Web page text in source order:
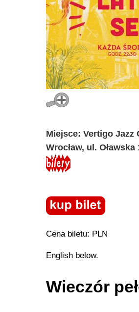
Miejsce: Vertigo Jazz
Wrocław, ul. Oławska
Cena biletu: PLN
English below.
Wieczór